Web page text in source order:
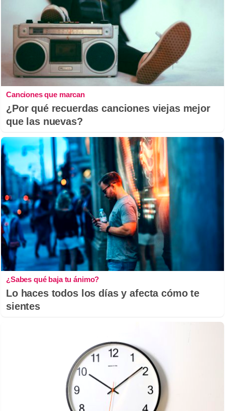
Canciones que marcan
¿Por qué recuerdas canciones viejas mejor
que las nuevas?
¿Sabes qué baja tu ánimo?
Lo haces todos los días y afecta cómo te
sientes